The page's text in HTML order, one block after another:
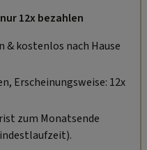
12x bezahlen
kostenlos nach Hause
Erscheinungsweise: 12x
zum Monatsende